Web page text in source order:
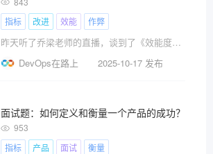
指标
改进 效能 作弊
昨天听了乔梁老师的直播，谈到了《效能度量-作弊??
DevOps在路上
2025-10-17 发布
面试题：如何定义和衡量一个产品的成功？
953
指标
产品 面试 衡量